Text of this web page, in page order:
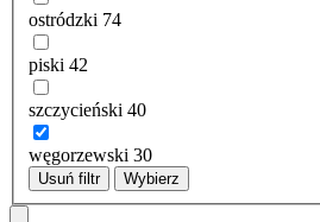
ostródzki 74
piski 42
szczycieński 40
węgorzewski 30
Usuń filtr Wybierz